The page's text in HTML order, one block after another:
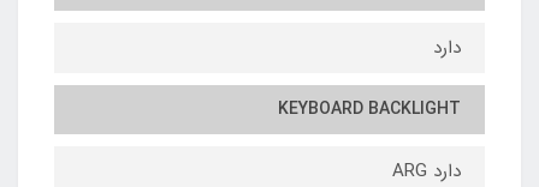
دارد
KEYBOARD BACKLIGHT
دارد ARG